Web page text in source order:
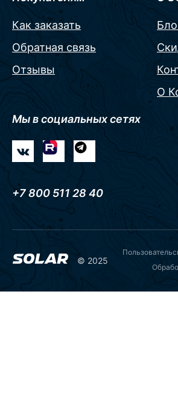
Как заказать
Обратная связь
Отзывы
О
Мы в социальных сетях
+7 800 511 28 40
© 2025